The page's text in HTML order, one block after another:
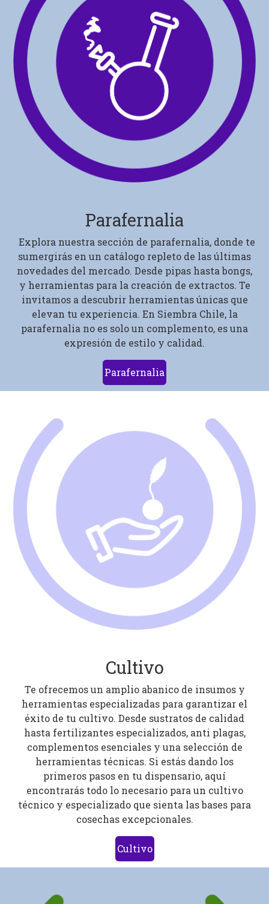
Parafernalia
Explora nuestra sección de parafernalia, donde te
sumergirás en un catálogo repleto de las últimas
novedades del mercado. Desde pipas hasta bongs,
y herramientas para la creación de extractos. Te
invitamos a descubrir herramientas únicas que
elevan tu experiencia. En Siembra Chile, la
parafernalia no es solo un complemento, es una
expresión de estilo y calidad.
Parafernalia
Cultivo
Te ofrecemos un amplio abanico de insumos y
herramientas especializadas para garantizar el
éxito de tu cultivo. Desde sustratos de calidad
hasta fertilizantes especializados, anti plagas,
complementos esenciales y una selección de
herramientas técnicas. Si estás dando los
primeros pasos en tu dispensario, aquí
encontrarás todo lo necesario para un cultivo
técnico y especializado que sienta las bases para
cosechas excepcionales.
Cultivo